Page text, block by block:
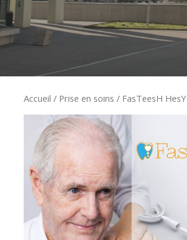
Accueil / Prise en soins / FasTeesH HesY